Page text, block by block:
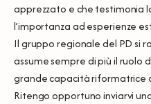
apprezzato e che testimonia
l’importanza ad esperienze
Il gruppo regionale del PD si
assume sempre di più il
grande capacità riformatrice
Ritengo opportuno inviarvi